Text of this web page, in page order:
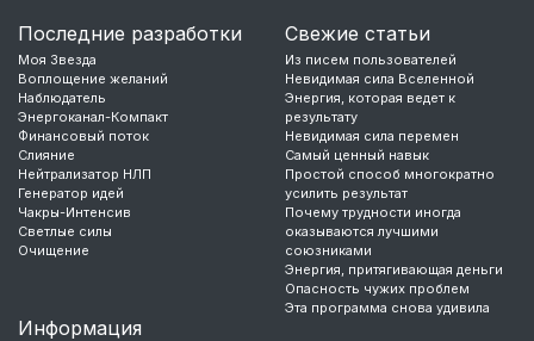
Последние разработки
Моя Звезда
Воплощение желаний
Наблюдатель
Энергоканал-Компакт
Финансовый поток
Слияние
Нейтрализатор НЛП
Генератор идей
Чакры-Интенсив
Светлые силы
Очищение
Свежие статьи
Из писем пользователей
Невидимая сила Вселенной
Энергия, которая ведет к
результату
Невидимая сила перемен
Самый ценный навык
Простой способ многократно
усилить результат
Почему трудности иногда
оказываются лучшими
союзниками
Энергия, притягивающая деньги
Опасность чужих проблем
Эта программа снова удивила
Информация